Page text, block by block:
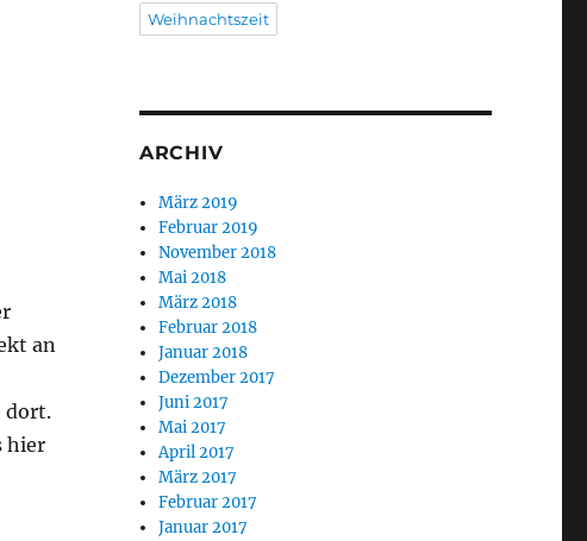
an
dort.
hier
Weihnachtszeit
ARCHIV
März 2019
Februar 2019
November 2018
Mai 2018
März 2018
Februar 2018
Januar 2018
Dezember 2017
Juni 2017
Mai 2017
April 2017
März 2017
Februar 2017
Januar 2017